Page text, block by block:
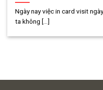
Ngày nay việc in card visit
ta không [...]